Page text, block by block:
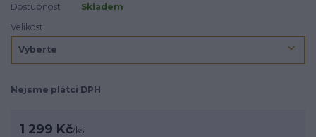
Dostupnost
Skladem
Velikost
Nejsme plátci DPH
1 299 Kč/ks